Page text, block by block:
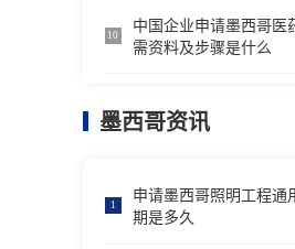
10
中国企业申请墨西哥医
需资料及步骤是什么
墨西哥资讯
1
申请墨西哥照明工程通
期是多久